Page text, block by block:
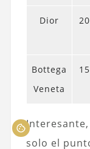
Dior
Bottega
Veneta
Interesante,
solo el